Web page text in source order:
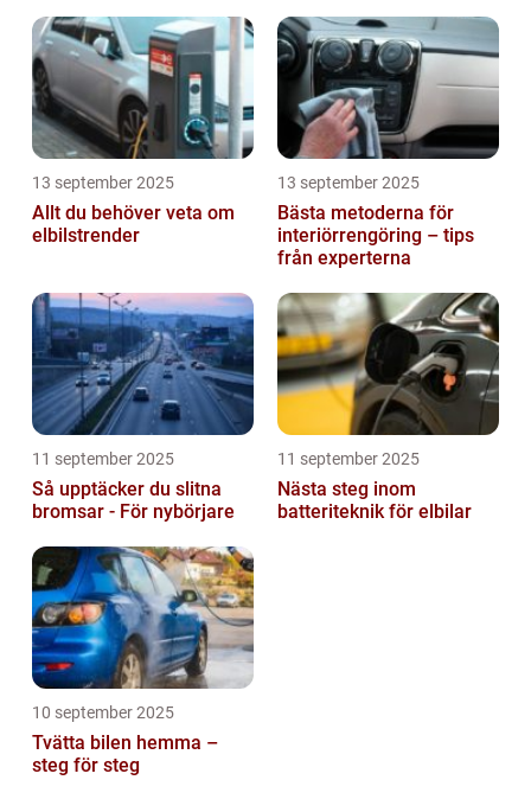
13 september 2025
Allt du behöver veta om
elbilstrender
13 september 2025
Bästa metoderna för
interiörrengöring – tips
från experterna
11 september 2025
Så upptäcker du slitna
bromsar - För nybörjare
11 september 2025
Nästa steg inom
batteriteknik för elbilar
10 september 2025
Tvätta bilen hemma –
steg för steg